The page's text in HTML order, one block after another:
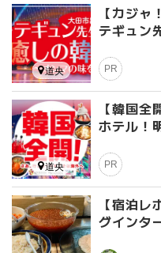
【カジャ
テギュン
日間【
PR
道央
【韓国
ホテル！
PR
道央
【宿泊
グインタ